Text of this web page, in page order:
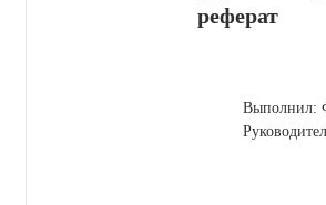
реферат
Выполнил: